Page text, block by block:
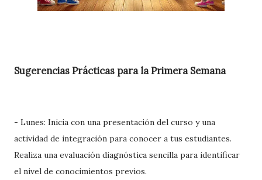
Sugerencias Prácticas para la Primera Semana
- Lunes: Inicia con una presentación del curso y una
actividad de integración para conocer a tus estudiantes.
Realiza una evaluación diagnóstica sencilla para identificar
el nivel de conocimientos previos.